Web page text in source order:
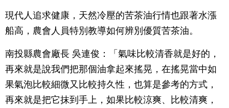
現代人追求健康，天然冷壓的苦茶油行情也跟著水漲
船高，農會人員特別教導如何辨別優質苦茶油。
南投縣農會廠長 吳連俊：「氣味比較清香就是好的，
再來就是說我們把那個油拿起來搖晃，在搖晃當中如
果氣泡比較細微又比較持久性，也算是參考的方式，
再來就是把它抹到手上，如果比較涼爽、比較清爽，